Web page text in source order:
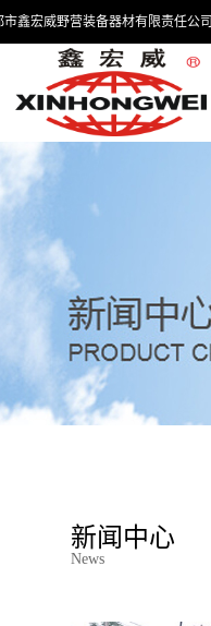
市鑫宏威野营装备器材有限责任公司
新闻中心
News